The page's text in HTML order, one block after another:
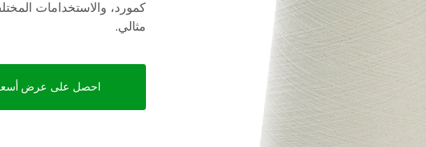
كمورد، والاستخدامات
مثالي.
احصل على عرض